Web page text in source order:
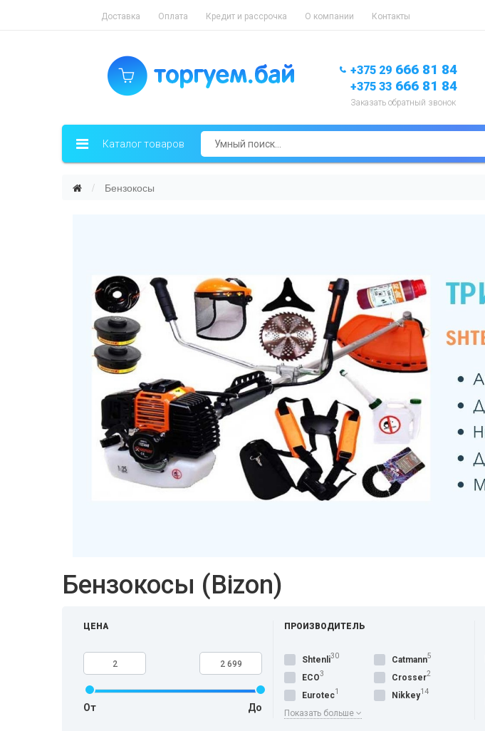
Доставка Оплата Кредит и рассрочка О компании Контакты
+375 29 666 81 84
+375 33 666 81 84
Заказать обратный звонок
Каталог товаров
Бензокосы
Бензокосы (Bizon)
ЦЕНА
От До
ПРОИЗВОДИТЕЛЬ
Shtenli30 Catmann5
ECO3 Crosser2
Eurotec1 Nikkey14
Показать больше